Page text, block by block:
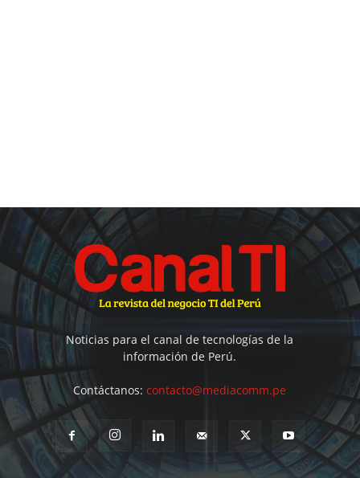
Noticias para el canal de tecnologías de la
información de Perú.
Contáctanos:contacto@mediacomm.pe